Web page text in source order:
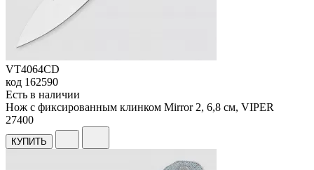
VT4064CD
код 162590
Есть в наличии
Нож с фиксированным клинком Mirror 2, 6,8 см, VIPER
27400
КУПИТЬ